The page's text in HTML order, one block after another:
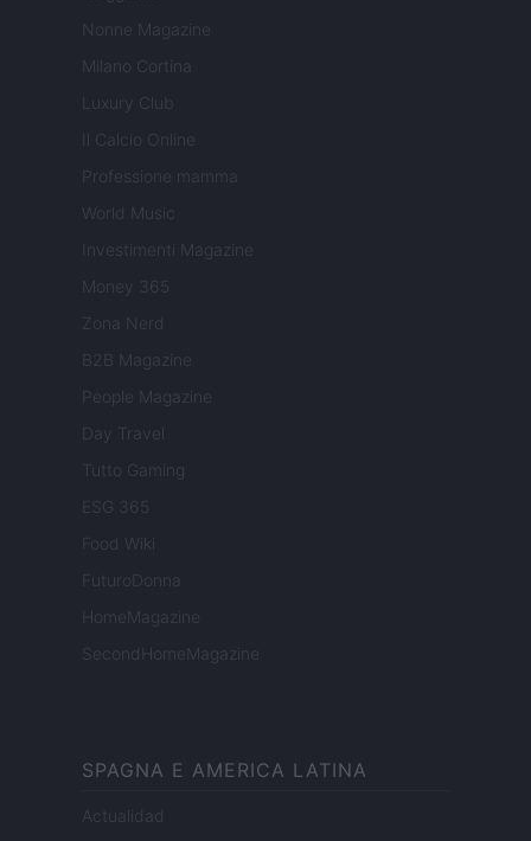
Nonne Magazine
Milano Cortina
Luxury Club
Il Calcio Online
Professione mamma
World Music
Investimenti Magazine
Money 365
Zona Nerd
B2B Magazine
People Magazine
Day Travel
Tutto Gaming
ESG 365
Food Wiki
FuturoDonna
HomeMagazine
SecondHomeMagazine
SPAGNA E AMERICA LATINA
Actualidad